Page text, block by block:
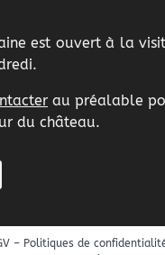
est ouvert à la
au préalable
du château.
– Politiques de